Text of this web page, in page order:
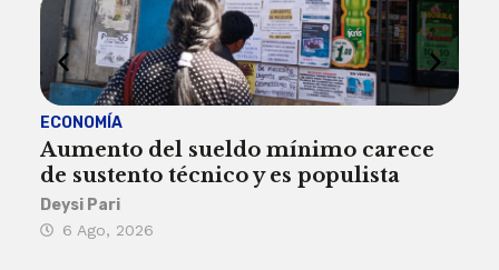
ECONOMÍA
Aumento del sueldo mínimo carece
de sustento técnico y es populista
Deysi Pari
6 Ago, 2026